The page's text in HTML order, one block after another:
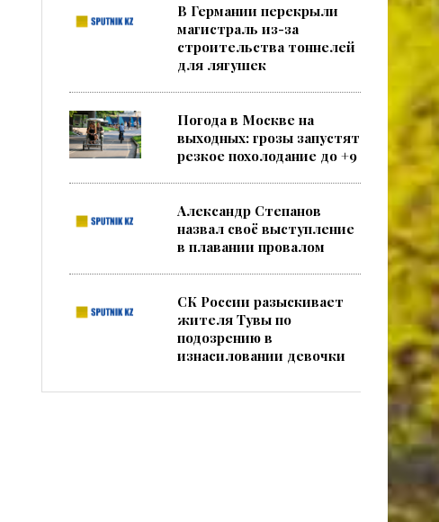
В Германии перекрыли
магистраль из-за
строительства тоннелей
для лягушек
Погода в Москве на
выходных: грозы запустят
резкое похолодание до +9
Александр Степанов
назвал своё выступление
в плавании провалом
СК России разыскивает
жителя Тувы по
подозрению в
изнасиловании девочки